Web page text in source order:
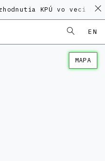
KPÚ vo veci
EN
MAPA